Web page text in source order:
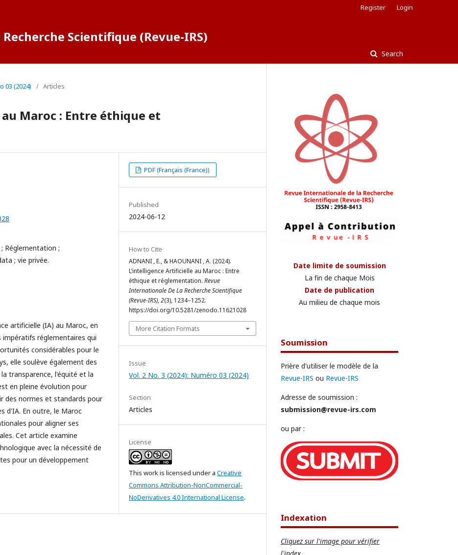
Scientifique (Revue-IRS)
Search
Register Login
03 (2024) / Articles
Maroc : Entre éthique et
; Réglementation ;
; vie privée.
artificielle (IA) au Maroc, en
réglementaires qui
considérables pour le
elle soulève également des
transparence, l'équité et la
en pleine évolution pour
des normes et standards pour
d'IA. En outre, le Maroc
pour aligner ses
Cet article examine
avec la nécessité de
pour un développement
PDF (Français (France))
Published
2024-06-12
How to Cite
ADNANI , E., & HAOUNANI , A. (2024).
L’intelligence Artificielle au Maroc : Entre
éthique et réglementation. Revue
Internationale De La Recherche Scientifique
(Revue-IRS),2(3), 1234–1252.
https://doi.org/10.5281/zenodo.11621028
More Citation Formats
Issue
Vol. 2 No. 3 (2024): Numéro 03 (2024)
Section
Articles
License
This work is licensed under a Creative
Commons Attribution-NonCommercial-
NoDerivatives 4.0 International License.
Date limite de soumission
La fin de chaque Mois
Date de publication
Au milieu de chaque mois
Soumission
Prière d'utiliser le modèle de la
Revue-IRS ou Revue-IRS
Adresse de soumission :
submission@revue-irs.com
ou par :
Indexation
Cliquez sur l'image pour vérifier